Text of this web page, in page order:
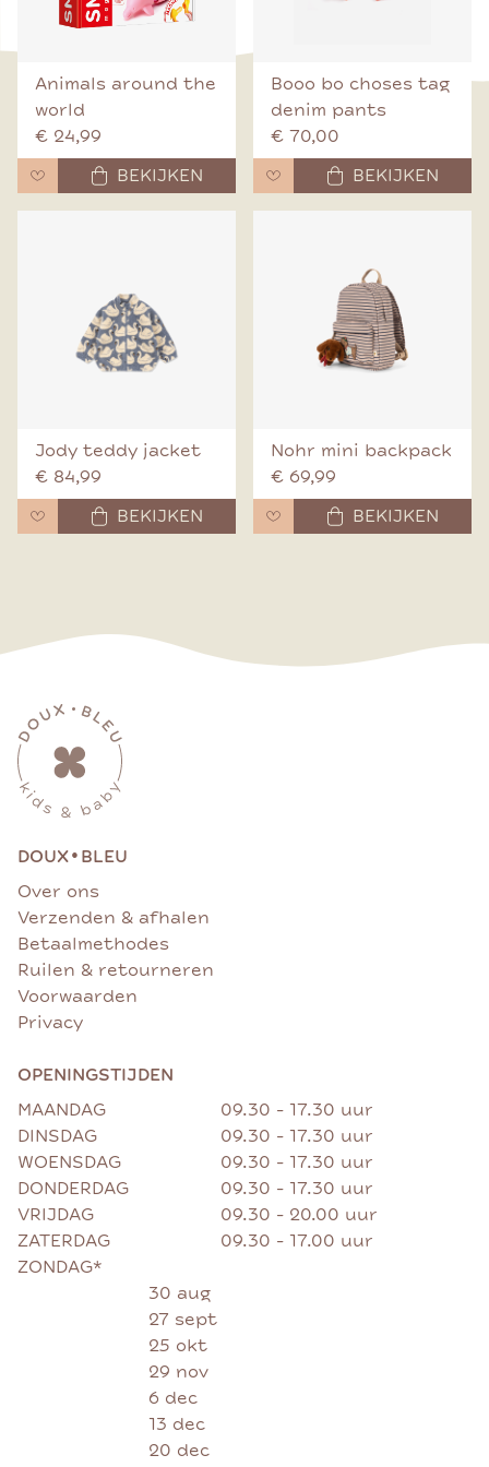
Animals around the
world
€ 24,99
BEKIJKEN
Booo bo choses tag
denim pants
€ 70,00
BEKIJKEN
Jody teddy jacket
€ 84,99
BEKIJKEN
Nohr mini backpack
€ 69,99
BEKIJKEN
DOUX• BLEU
Over ons
Verzenden & afhalen
Betaalmethodes
Ruilen & retourneren
Voorwaarden
Privacy
OPENINGSTIJDEN
MAANDAG
09.30 - 17.30 uur
DINSDAG
09.30 - 17.30 uur
WOENSDAG
09.30 - 17.30 uur
DONDERDAG
09.30 - 17.30 uur
VRIJDAG
09.30 - 20.00 uur
ZATERDAG
09.30 - 17.00 uur
ZONDAG*
30 aug
27 sept
25 okt
29 nov
6 dec
13 dec
20 dec